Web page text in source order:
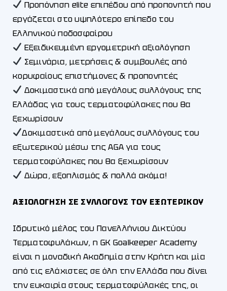
Προπόνηση elite επιπέδου από προπονητή που
εργάζεται στο υψηλότερο επίπεδο του
Ελληνικού ποδοσφαίρου
Εξειδικευμένη εργομετρική αξιολόγηση
Σεμινάρια, μετρήσεις & συμβουλές από
κορυφαίους επιστήμονες & προπονητές
Δοκιμαστικά από μεγάλους συλλόγους της
Ελλάδας για τους τερματοφύλακες που θα
ξεχωρίσουν
Δοκιμαστικά από μεγάλους συλλόγους του
εξωτερικού μέσω της ΑGA για τους
τερματοφύλακες που θα ξεχωρίσουν
Δώρα, εξοπλισμός & πολλά ακόμα!
ΑΞΙΟΛΟΓΗΣΗ ΣΕ ΣΥΛΛΟΓΟΥΣ ΤΟΥ ΕΞΩΤΕΡΙΚΟΥ
Ιδρυτικό μέλος του Πανελλήνιου Δικτύου
Τερματοφυλάκων, η GK Goalkeeper Academy
είναι η μοναδική Ακαδημία στην Κρήτη και μία
από τις ελάχιστες σε όλη την Ελλάδα που δίνει
την ευκαιρία στους τερματοφύλακές της, οι